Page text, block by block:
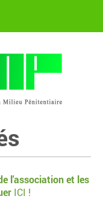
l'association et les
ICI !